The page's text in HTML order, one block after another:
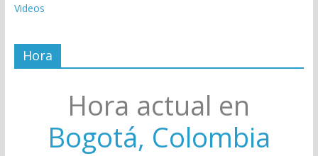
Videos
Hora
Hora actual en
Bogotá, Colombia